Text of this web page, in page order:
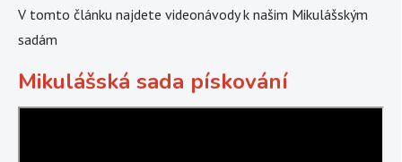
V tomto článku najdete videonávody k našim Mikulášským
sadám
Mikulášská sada pískování